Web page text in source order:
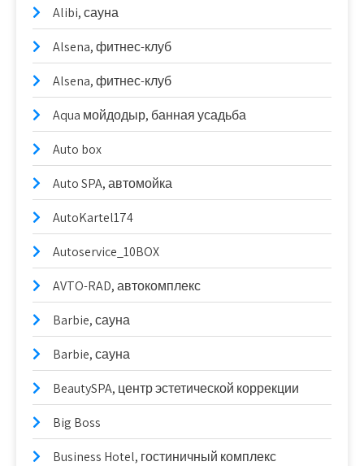
Alibi, сауна
Alsena, фитнес-клуб
Alsena, фитнес-клуб
Aqua мойдодыр, банная усадьба
Auto box
Auto SPA, автомойка
AutoKartel174
Autoservice_10BOX
AVTO-RAD, автокомплекс
Barbie, сауна
Barbie, сауна
BeautySPA, центр эстетической коррекции
Big Boss
Business Hotel, гостиничный комплекс